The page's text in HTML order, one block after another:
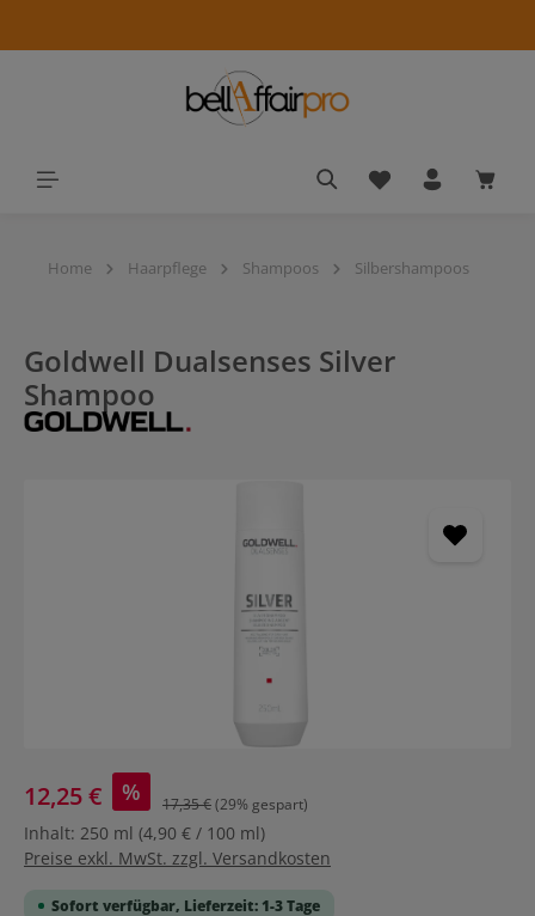
Du hast 0
Home Haarpflege Shampoos Silbershampoos
Goldwell Dualsenses Silver
Shampoo
12,25 € % 17,35 €(29% gespart)
Inhalt: 250 ml (4,90 € / 100 ml)
Preise exkl. MwSt. zzgl. Versandkosten
Sofort verfügbar, Lieferzeit: 1-3 Tage